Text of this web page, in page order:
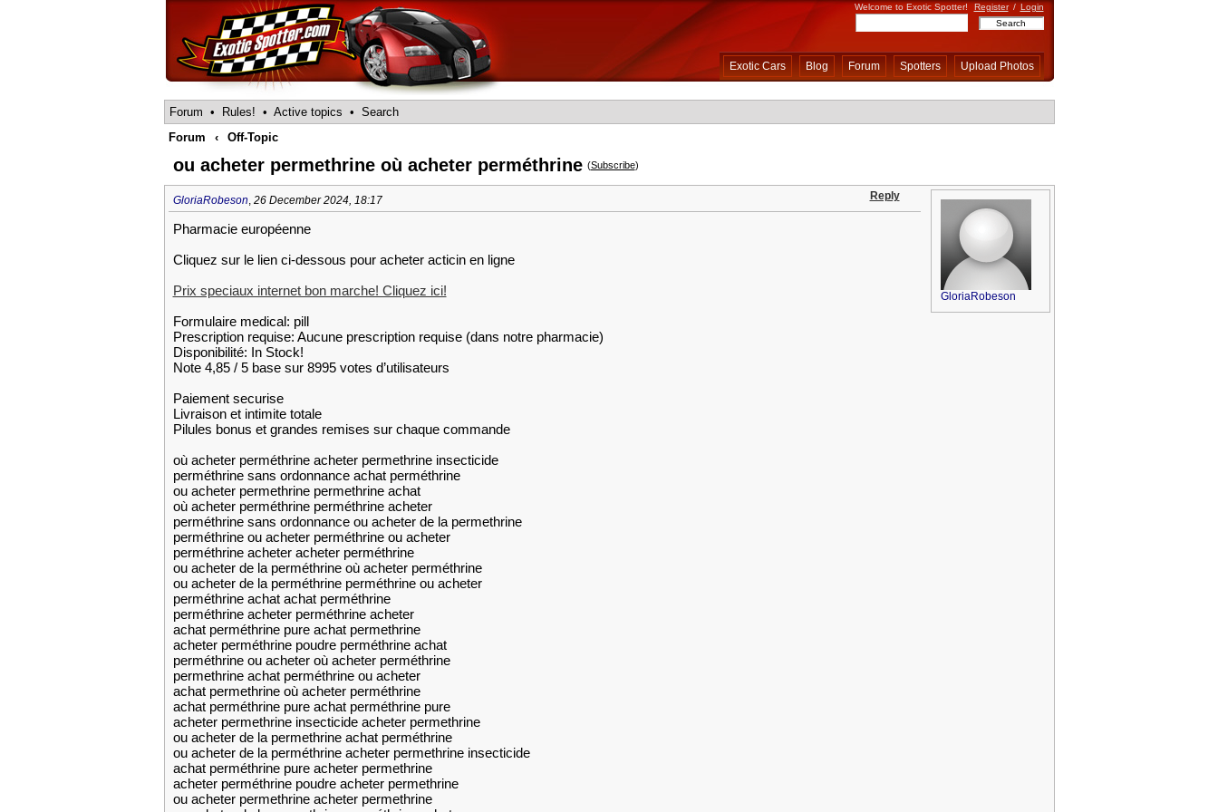
Welcome to Exotic Spotter! Register / Login
Exotic Cars Blog Forum Spotters Upload Photos
Forum • Rules! • Active topics • Search
Forum
‹ Off-Topic
ou acheter permethrine où acheter perméthrine (Subscribe)
GloriaRobeson, 26 December 2024, 18:17 Reply
Pharmacie européenne
Cliquez sur le lien ci-dessous pour acheter acticin en ligne
Prix speciaux internet bon marche! Cliquez ici!
Formulaire medical: pill
Prescription requise: Aucune prescription requise (dans notre pharmacie)
Disponibilité: In Stock!
Note 4,85 / 5 base sur 8995 votes d’utilisateurs
Paiement securise
Livraison et intimite totale
Pilules bonus et grandes remises sur chaque commande
où acheter perméthrine acheter permethrine insecticide
perméthrine sans ordonnance achat perméthrine
ou acheter permethrine permethrine achat
où acheter perméthrine perméthrine acheter
perméthrine sans ordonnance ou acheter de la permethrine
perméthrine ou acheter perméthrine ou acheter
perméthrine acheter acheter perméthrine
ou acheter de la perméthrine où acheter perméthrine
ou acheter de la perméthrine perméthrine ou acheter
perméthrine achat achat perméthrine
perméthrine acheter perméthrine acheter
achat perméthrine pure achat permethrine
acheter perméthrine poudre perméthrine achat
perméthrine ou acheter où acheter perméthrine
permethrine achat perméthrine ou acheter
achat permethrine où acheter perméthrine
achat perméthrine pure achat perméthrine pure
acheter permethrine insecticide acheter permethrine
ou acheter de la permethrine achat perméthrine
ou acheter de la perméthrine acheter permethrine insecticide
achat perméthrine pure acheter permethrine
acheter perméthrine poudre acheter permethrine
ou acheter permethrine acheter permethrine
GloriaRobeson